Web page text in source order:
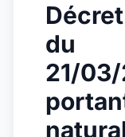
Décret
du
21/